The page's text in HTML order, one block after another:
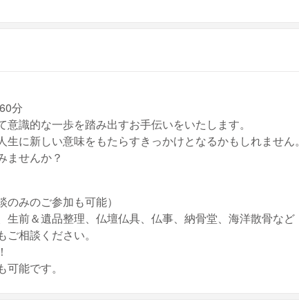
分
識的な一歩を踏み出すお手伝いをいたします。
に新しい意味をもたらすきっかけとなるかもしれません。
ませんか？
みのご参加も可能）
前＆遺品整理、仏壇仏具、仏事、納骨堂、海洋散骨など
相談ください。
能です。